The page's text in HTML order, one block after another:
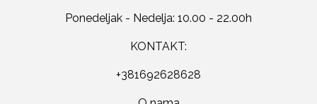
Ponedeljak - Nedelja: 10.00 - 22.00h
KONTAKT:
+381692628628